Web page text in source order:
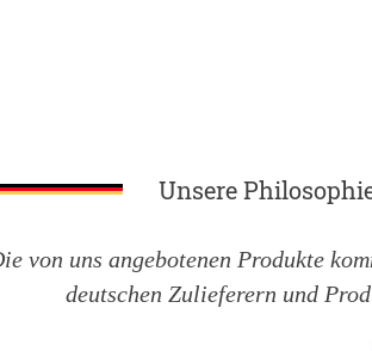
Unsere
von uns angebotenen Produkte
deutschen Zulieferern und